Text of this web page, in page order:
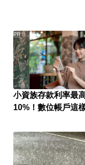
小資族存款利率最
10%！數位帳戶這
PR